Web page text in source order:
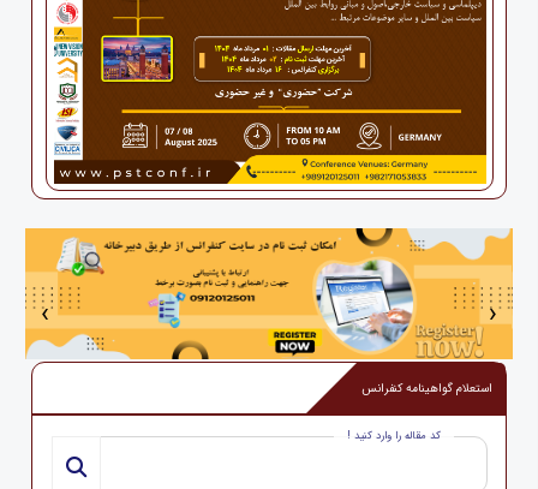
‹ ›
استعلام گواهینامه کنفرانس
کد مقاله را وارد کنید !